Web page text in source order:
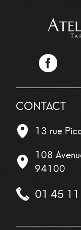
CONTACT
13 rue
108
94100
01 45